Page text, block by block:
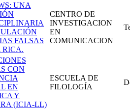
UNA
FALSAS
RICA.
CENTRO DE
INVESTIGACION
EN
COMUNICACION
CON
EN
Y
(ICIA-LL)
ESCUELA DE
FILOLOGÍA